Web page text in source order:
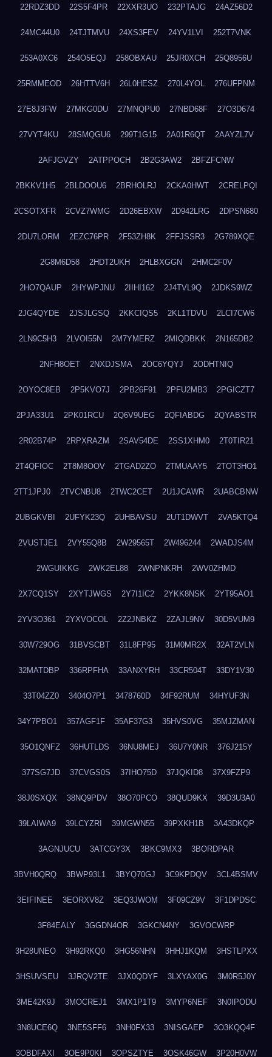
22RDZ3DD 22S5F4PR 22XXR3UO 232PTAJG 24AZ56D2
24MC44U0 24TJTMVU 24XS3FEV 24YV1LVI 252T7VNK
253A0XC6 254O5EQJ 258OBXAU 25JR0XCH 25Q8956U
25RMMEOD 26HTTV6H 26L0HESZ 270L4YOL 276UFPNM
27E8J3FW 27MKG0DU 27MNQPU0 27NBD68F 27O3D674
27VYT4KU 28SMQGU6 299T1G15 2A01R6QT 2AAYZL7V
2AFJGVZY 2ATPPOCH 2B2G3AW2 2BFZFCNW
2BKKV1H5 2BLDOOU6 2BRHOLRJ 2CKA0HWT 2CRELPQI
2CSOTXFR 2CVZ7WMG 2D26EBXW 2D942LRG 2DPSN680
2DU7LORM 2EZC76PR 2F53ZH8K 2FFJSSR3 2G789XQE
2G8M6D58 2HDT2UKH 2HLBXGGN 2HMC2F0V
2HO7QAUP 2HYWPJNU 2IIHI162 2J4TVL9Q 2JDKS9WZ
2JG4QYDE 2JSJLGSQ 2KKCIQS5 2KL1TDVU 2LCI7CW6
2LN9C5H3 2LVOI55N 2M7YMERZ 2MIQDBKK 2N165DB2
2NFH8OET 2NXDJSMA 2OC6YQYJ 2ODHTNIQ
2OYOC8EB 2P5KVO7J 2PB26F91 2PFU2MB3 2PGICZT7
2PJA33U1 2PK01RCU 2Q6V9UEG 2QFIABDG 2QYABSTR
2R02B74P 2RPXRAZM 2SAV54DE 2SS1XHM0 2T0TIR21
2T4QFIOC 2T8M8OOV 2TGAD2ZO 2TMUAAY5 2TOT3HO1
2TT1JPJ0 2TVCNBU8 2TWC2CET 2U1JCAWR 2UABCBNW
2UBGKVBI 2UFYK23Q 2UHBAVSU 2UT1DWVT 2VA5KTQ4
2VUSTJE1 2VY55Q8B 2W29565T 2W496244 2WADJS4M
2WGUIKKG 2WK2EL88 2WNPNKRH 2WV0ZHMD
2X7CQ1SY 2XYTJWGS 2Y7I1IC2 2YKK8NSK 2YT95AO1
2YV3O361 2YXVOCOL 2Z2JNBKZ 2ZAJL9NV 30D5VUM9
30W729OG 31BVSCBT 31L8FP95 31M0MR2X 32AT2VLN
32MATDBP 336RPFHA 33ANXYRH 33CR504T 33DY1V30
33T04ZZ0 3404O7P1 3478760D 34F92RUM 34HYUF3N
34Y7PBO1 357AGF1F 35AF37G3 35HVS0VG 35MJZMAN
35O1QNFZ 36HUTLDS 36NU8MEJ 36U7Y0NR 376J215Y
377SG7JD 37CVGS0S 37IHO75D 37JQKID8 37X9FZP9
38J0SXQX 38NQ9PDV 38O70PCO 38QUD9KX 39D3U3A0
39LAIWA9 39LCYZRI 39MGWN55 39PXKH1B 3A43DKQP
3AGNJUCU 3ATCGY3X 3BKC9MX3 3BORDPAR
3BVH0QRQ 3BWP93L1 3BYQ70GJ 3C9KPDQV 3CL4BSMV
3EIFINEE 3EORXV8Z 3EQ3JWOM 3F09CZ9V 3F1DPDSC
3F84EALY 3GGDN4OR 3GKCN4NY 3GVOCWRP
3H28UNEO 3H92RKQ0 3HG56NHN 3HHJ1KQM 3HSTLPXX
3HSUVSEU 3JRQV2TE 3JX0QDYF 3LXYAX0G 3M0R5J0Y
3ME42K9J 3MOCREJ1 3MX1P1T9 3MYP6NEF 3N0IPODU
3N8UCE6Q 3NE5SFF6 3NH0FX33 3NISGAEP 3O3KQQ4F
3OBDFAXI 3OE9P0KI 3OPSZTYE 3OSK46GW 3P20H0VW